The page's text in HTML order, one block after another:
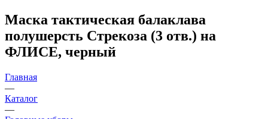
Маска тактическая балаклава
полушерсть Стрекоза (3 отв.) на
ФЛИСЕ, черный
Главная
—
Каталог
—